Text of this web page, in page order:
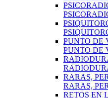
PUNTO DE
PUNTO DE
RARAS,
RARAS,
RETOS EN